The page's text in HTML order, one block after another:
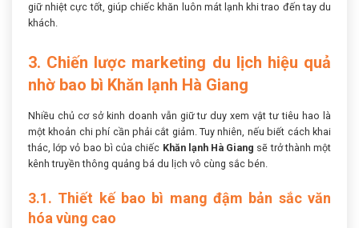
giữ nhiệt cực tốt, giúp chiếc khăn luôn mát lạnh khi trao đến tay du
khách.
3. Chiến lược marketing du lịch hiệu quả
nhờ bao bì Khăn lạnh Hà Giang
Nhiều chủ cơ sở kinh doanh vẫn giữ tư duy xem vật tư tiêu hao là
một khoản chi phí cần phải cắt giảm. Tuy nhiên, nếu biết cách khai
thác, lớp vỏ bao bì của chiếc Khăn lạnh Hà Giang sẽ trở thành một
kênh truyền thông quảng bá du lịch vô cùng sắc bén.
3.1. Thiết kế bao bì mang đậm bản sắc văn
hóa vùng cao